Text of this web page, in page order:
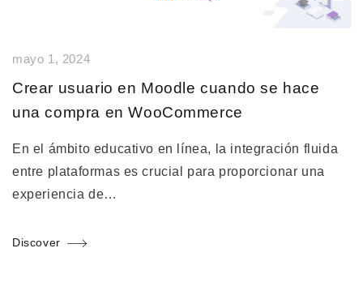
mayo 1, 2024
Crear usuario en Moodle cuando se hace
una compra en WooCommerce
En el ámbito educativo en línea, la integración fluida
entre plataformas es crucial para proporcionar una
experiencia de…
Discover